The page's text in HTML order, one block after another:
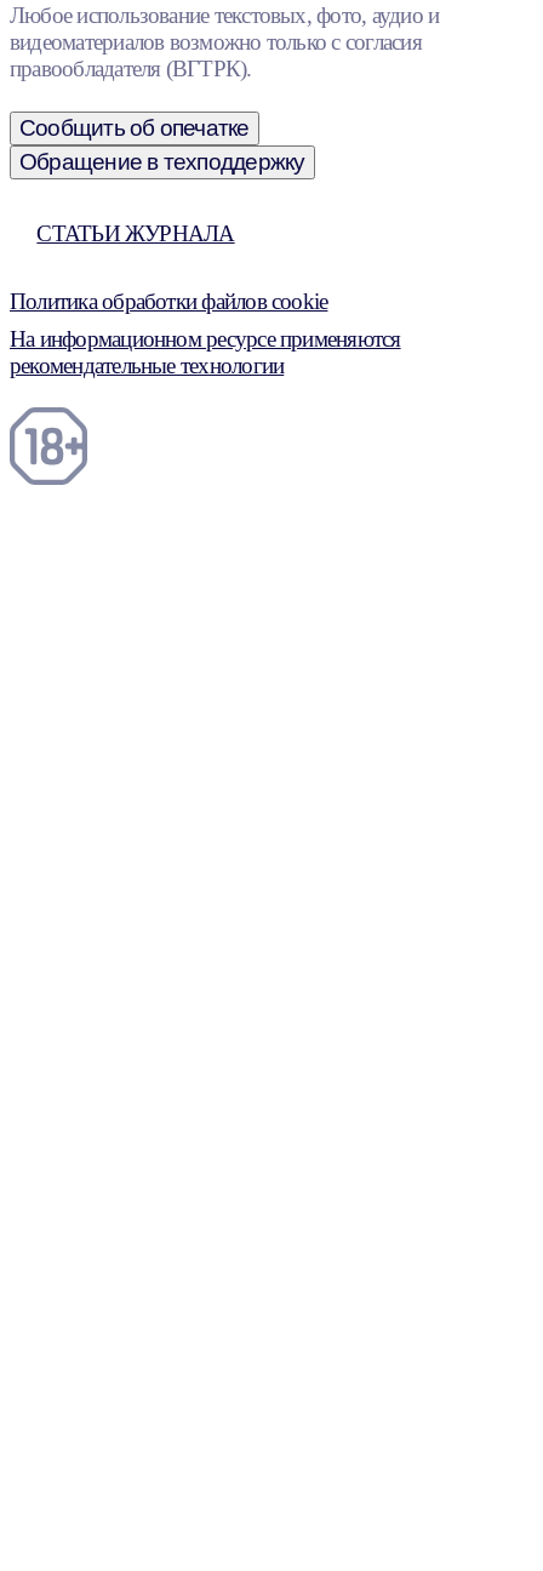
Любое использование текстовых, фото, аудио и
видеоматериалов возможно только с согласия
правообладателя (ВГТРК).
Сообщить об опечатке
Обращение в техподдержку
СТАТЬИ ЖУРНАЛА
Политика обработки файлов cookie
На информационном ресурсе применяются
рекомендательные технологии